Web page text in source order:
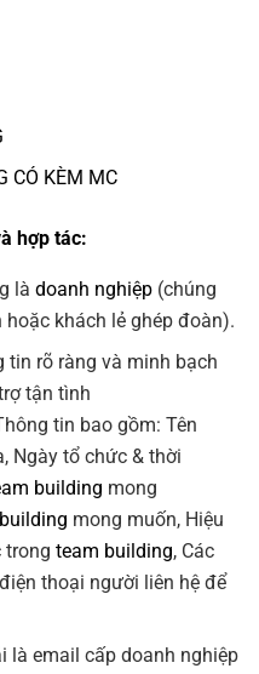
CÓ KÈM MC
hợp tác:
làdoanh nghiệp (chúng
khách lẻ ghép đoàn).
tin rõ ràng và minh bạch
tận tình
tin bao gồm: Tên
Ngày tổ chức & thời
building mong
mong muốn, Hiệu
trongteam building, Các
thoại người liên hệ để
là email cấp doanh nghiệp